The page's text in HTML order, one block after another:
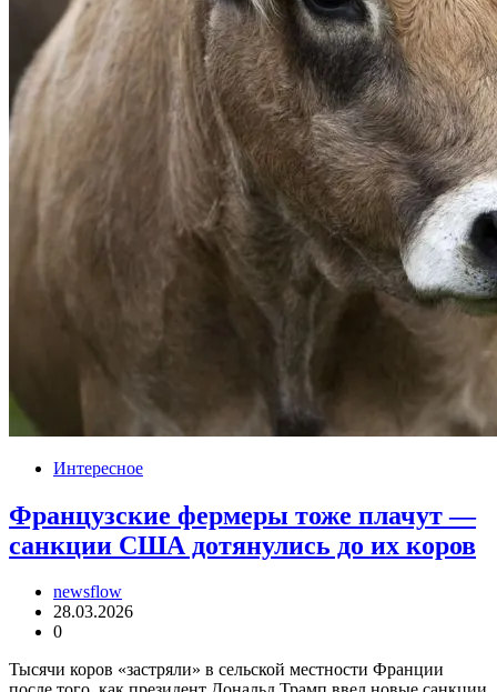
Интересное
Французские фермеры тоже плачут —
санкции США дотянулись до их коров
newsflow
28.03.2026
0
Тысячи коров «застряли» в сельской местности Франции